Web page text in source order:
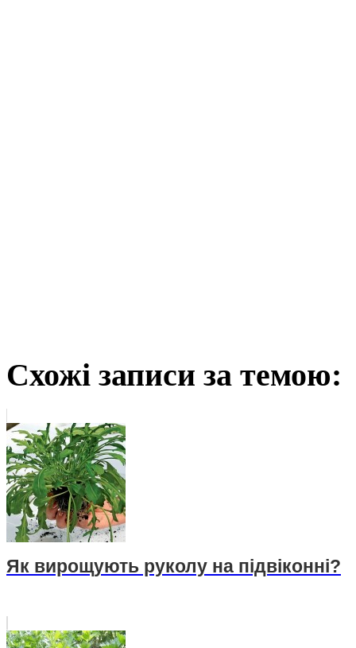
Схожі записи за темою:
Як вирощують руколу на підвіконні?